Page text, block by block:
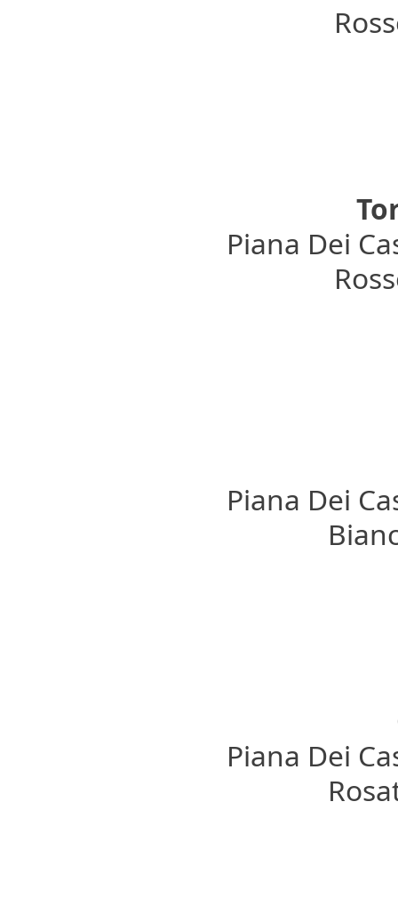
Piana Dei
Piana Dei
Piana Dei